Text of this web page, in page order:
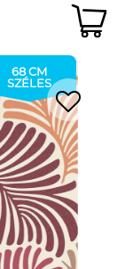
68 CM
SZÉLES